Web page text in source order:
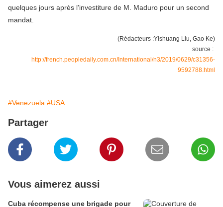
quelques jours après l'investiture de M. Maduro pour un second
mandat.
(Rédacteurs :Yishuang Liu, Gao Ke)
source :
http://french.peopledaily.com.cn/International/n3/2019/0629/c31356-
9592788.html
#Venezuela #USA
Partager
Vous aimerez aussi
Cuba récompense une brigade pour